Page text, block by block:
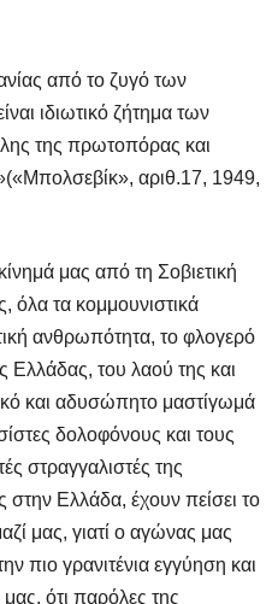
από το ζυγό των
ιδιωτικό ζήτημα των
της πρωτοπόρας και
αριθ.17, 1949,
μας από τη Σοβιετική
όλα τα κομμουνιστικά
ανθρωπότητα, το φλογερό
Ελλάδας, του λαού της και
και αδυσώπητο μαστίγωμά
δολοφόνους και τους
στραγγαλιστές της
στην Ελλάδα, έχουν πείσει το
μας, γιατί ο αγώνας μας
πιο γρανιτένια εγγύηση και
ότι παρόλες της